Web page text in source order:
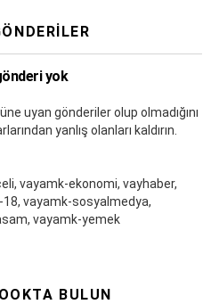
yok
uyan gönderiler olup olmadığını
yanlış olanları kaldırın.
vayamk-ekonomi, vayhaber,
vayamk-sosyalmedya,
vayamk-yemek
BULUN